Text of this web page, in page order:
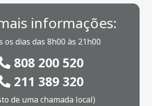
informações:
os dias das 8h00 às 21h00
808 200 520
211 389 320
de uma chamada local)